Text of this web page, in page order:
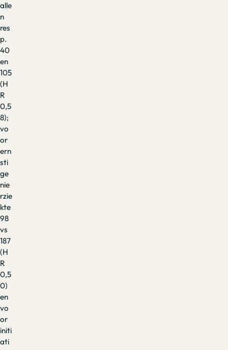
alle
n
res
p.
40
en
105
(H
R
0,5
8);
vo
or
ern
sti
ge
nie
rzie
kte
98
vs
187
(H
R
0,5
0)
en
vo
or
initi
ati